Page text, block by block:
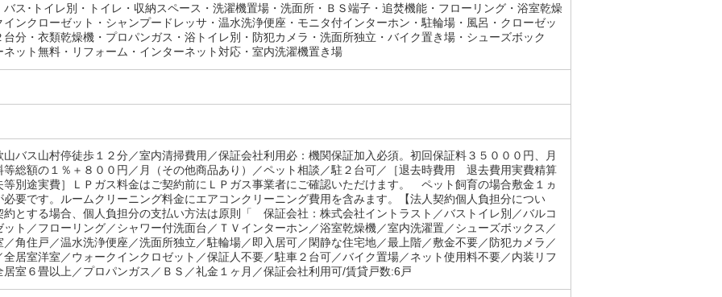
バス･トイレ別・トイレ・収納スペース・洗濯機置場・洗面所・ＢＳ端子・追焚機能・フローリング・浴室乾燥
インクローゼット・シャンプードレッサ・温水洗浄便座・モニタ付インターホン・駐輪場・風呂・クローゼッ
台分・衣類乾燥機・プロパンガス・浴トイレ別・防犯カメラ・洗面所独立・バイク置き場・シューズボック
ネット無料・リフォーム・インターネット対応・室内洗濯機置き場
山バス山村停徒歩１２分／室内清掃費用／保証会社利用必：機関保証加入必須。初回保証料３５０００円、月
等総額の１％＋８００円／月（その他商品あり）／ペット相談／駐２台可／［退去時費用 退去費用実費精算
別途実費］ＬＰガス料金はご契約前にＬＰガス事業者にご確認いただけます。 ペット飼育の場合敷金１ヵ
必要です。ルームクリーニング料金にエアコンクリーニング費用を含みます。【法人契約個人負担分につい
とする場合、個人負担分の支払い方法は原則「 保証会社：株式会社イントラスト／バストイレ別／バルコ
ット／フローリング／シャワー付洗面台／ＴＶインターホン／浴室乾燥機／室内洗濯置／シューズボックス／
／角住戸／温水洗浄便座／洗面所独立／駐輪場／即入居可／閑静な住宅地／最上階／敷金不要／防犯カメラ／
全居室洋室／ウォークインクロゼット／保証人不要／駐車２台可／バイク置場／ネット使用料不要／内装リフ
居室６畳以上／プロパンガス／ＢＳ／礼金１ヶ月／保証会社利用可/賃貸戸数:6戸